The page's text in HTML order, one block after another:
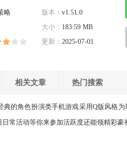
略 版本： v1.51.0
大小： 183.59 MB
更新： 2025-07-01
相关文章 热门搜索
的角色扮演类手机游戏采用Q版风格
常活动等你来参加活跃度还能领精彩豪